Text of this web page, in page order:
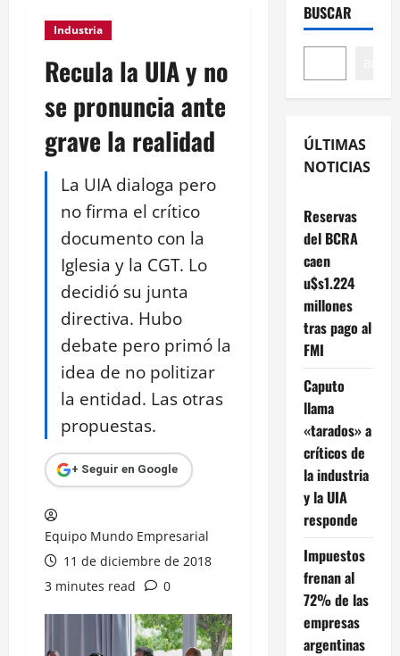
Industria
Recula la UIA y no
se pronuncia ante
grave la realidad
La UIA dialoga pero
no firma el crítico
documento con la
Iglesia y la CGT. Lo
decidió su junta
directiva. Hubo
debate pero primó la
idea de no politizar
la entidad. Las otras
propuestas.
+ Seguir en Google
Equipo Mundo Empresarial
11 de diciembre de 2018
3 minutes read
0
BUSCAR
ÚLTIMAS
NOTICIAS
Reservas
del BCRA
caen
u$s1.224
millones
tras pago al
FMI
Caputo
llama
«tarados» a
críticos de
la industria
y la UIA
responde
Impuestos
frenan al
72% de las
empresas
argentinas